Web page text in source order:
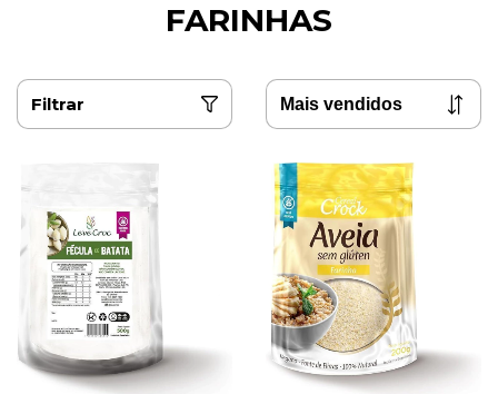
FARINHAS
Filtrar